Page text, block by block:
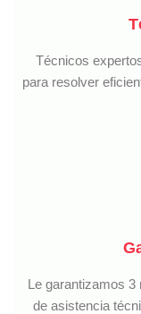
Técnicos
para resolver
Le garantizamos
de asistencia